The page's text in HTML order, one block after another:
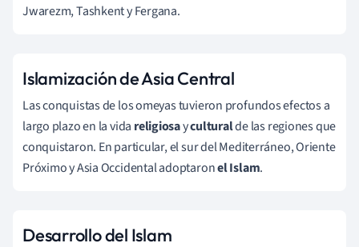
Jwarezm, Tashkent y Fergana.
Islamización de Asia Central
Las conquistas de los omeyas tuvieron profundos efectos a
largo plazo en la vida religiosayculturalde las regiones que
conquistaron. En particular, el sur del Mediterráneo, Oriente
Próximo y Asia Occidental adoptaronel Islam.
Desarrollo del Islam